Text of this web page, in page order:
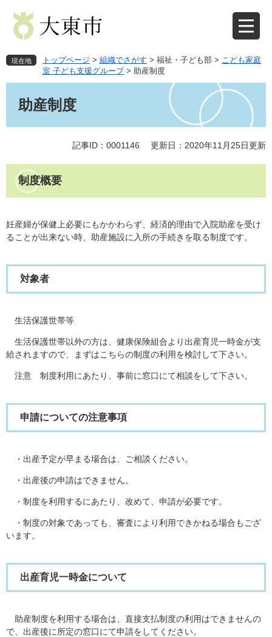
先
で
を
ば
現在地 トップページ > 組織でさがす > 福祉・子ども部 > こども家庭
室 子ども支援グループ > 助産制度
助産制度
記事ID：0001146 更新日：2020年11月25日更新
制度概要
妊産婦が保健上必要にもかかわらず、経済的理由で入院助産を受け
ることが出来ない時、助産施設に入所の手続きを取る制度です。
対象者
生活保護世帯等
生活保護世帯以外の方は、健康保険組合より出産育児一時金が支
給されますので、まずはこちらの制度の利用を検討して下さい。
注意 制度利用にあたり、事前に窓口にて相談をして下さい。
申請についての注意事項
・出産予定が早まる場合は、ご相談ください。
・出産後の申請はできません。
・制度を利用するにあたり、改めて、申請が必要です。
・制度の対象であっても、審査により利用できかねる場合もござ
います。
出産育児一時金について
助産制度を利用する場合は、直接支払制度の利用はできませんの
で、出産後に所定の窓口にて申請をしてください。